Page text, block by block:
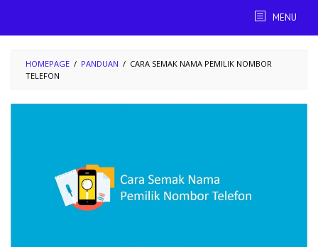
MENU
HOMEPAGE / PANDUAN / CARA SEMAK NAMA PEMILIK NOMBOR
TELEFON